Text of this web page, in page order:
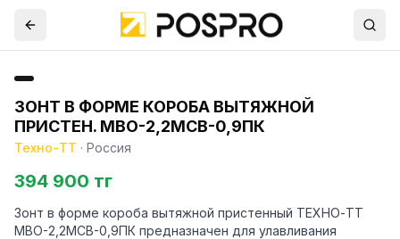
ЗОНТ В ФОРМЕ КОРОБА ВЫТЯЖНОЙ
ПРИСТЕН. МВО-2,2МСВ-0,9ПК
Техно-ТТ · Россия
394 900 тг
Зонт в форме короба вытяжной пристенный ТЕХНО-ТТ
МВО-2,2МСВ-0,9ПК предназначен для улавливания